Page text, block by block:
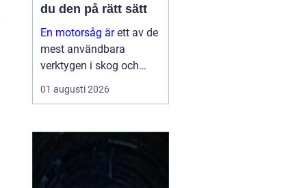
du den på rätt sätt
En motorsåg ärett av de
mest användbara
verktygen i skog och
trädgård. Den sparar tid,
gör tunga jobb möjliga
avgörande del av både
yrkesliv och fritid.
Samtidigt kräver
verktyget respekt, kun...
01 augusti 2026